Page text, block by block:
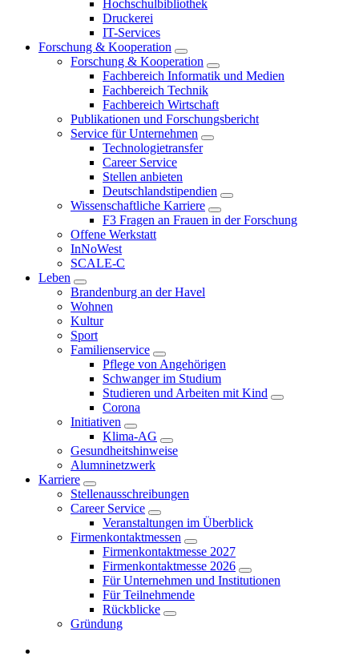
Hochschulbibliothek
Druckerei
IT-Services
Forschung & Kooperation
Forschung & Kooperation
Fachbereich Informatik und Medien
Fachbereich Technik
Fachbereich Wirtschaft
Publikationen und Forschungsbericht
Service für Unternehmen
Technologietransfer
Career Service
Stellen anbieten
Deutschlandstipendien
Wissenschaftliche Karriere
F3 Fragen an Frauen in der Forschung
Offene Werkstatt
InNoWest
SCALE-C
Leben
Brandenburg an der Havel
Wohnen
Kultur
Sport
Familienservice
Pflege von Angehörigen
Schwanger im Studium
Studieren und Arbeiten mit Kind
Corona
Initiativen
Klima-AG
Gesundheitshinweise
Alumninetzwerk
Karriere
Stellenausschreibungen
Career Service
Veranstaltungen im Überblick
Firmenkontaktmessen
Firmenkontaktmesse 2027
Firmenkontaktmesse 2026
Für Unternehmen und Institutionen
Für Teilnehmende
Rückblicke
Gründung